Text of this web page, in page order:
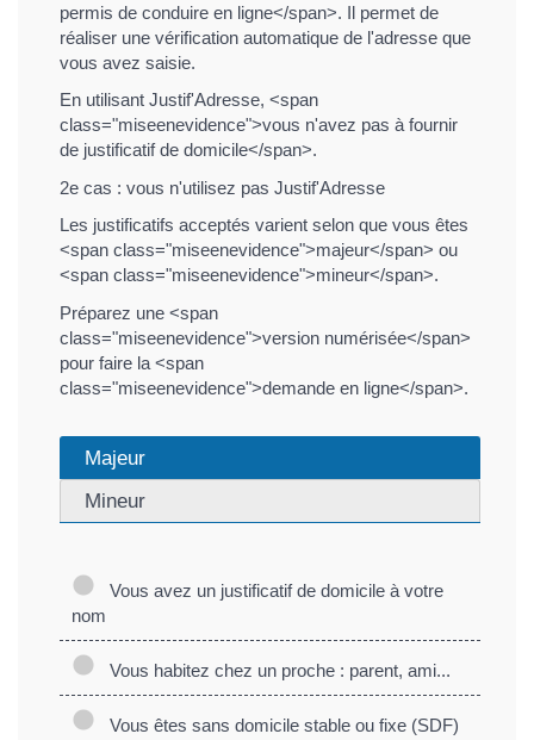
permis de conduire en ligne</span>. Il permet de
réaliser une vérification automatique de l'adresse que
vous avez saisie.
En utilisant Justif'Adresse, <span
class="miseenevidence">vous n'avez pas à fournir
de justificatif de domicile</span>.
2e cas : vous n'utilisez pas Justif'Adresse
Les justificatifs acceptés varient selon que vous êtes
<span class="miseenevidence">majeur</span> ou
<span class="miseenevidence">mineur</span>.
Préparez une <span
class="miseenevidence">version numérisée</span>
pour faire la <span
class="miseenevidence">demande en ligne</span>.
Majeur
Mineur
Vous avez un justificatif de domicile à votre
nom
Vous habitez chez un proche : parent, ami...
Vous êtes sans domicile stable ou fixe (SDF)